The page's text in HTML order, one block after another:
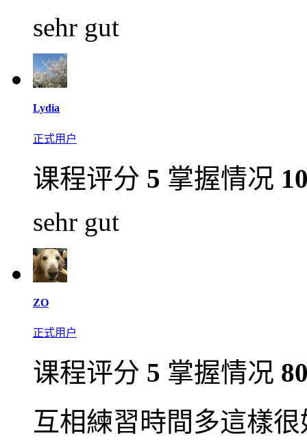
sehr gut
Lydia
正式用户
课程评分 5 掌握情况
sehr gut
ZO
正式用户
课程评分 5 掌握情况
互相練習時間多這樣